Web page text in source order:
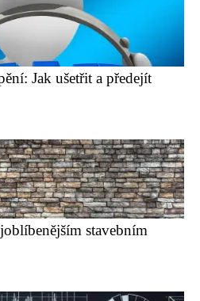
Jak ušetřit a předejít
stavebním